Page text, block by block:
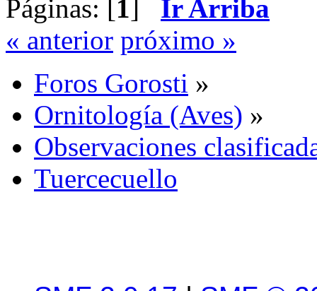
Páginas: [1] Ir Arriba
« anterior próximo »
Foros Gorosti »
Ornitología (Aves) »
Observaciones
Tuercecuello